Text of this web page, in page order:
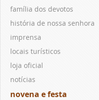
família dos devotos
história de nossa senhora
imprensa
locais turísticos
loja oficial
notícias
novena e festa